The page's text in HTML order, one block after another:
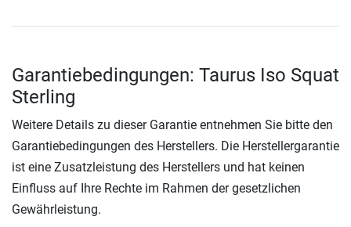
Garantiebedingungen: Taurus Iso Squat
Sterling
Weitere Details zu dieser Garantie entnehmen Sie bitte den
Garantiebedingungen des Herstellers. Die Herstellergarantie
ist eine Zusatzleistung des Herstellers und hat keinen
Einfluss auf Ihre Rechte im Rahmen der gesetzlichen
Gewährleistung.